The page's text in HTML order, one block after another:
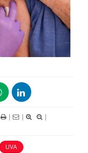
| |
|
UVA